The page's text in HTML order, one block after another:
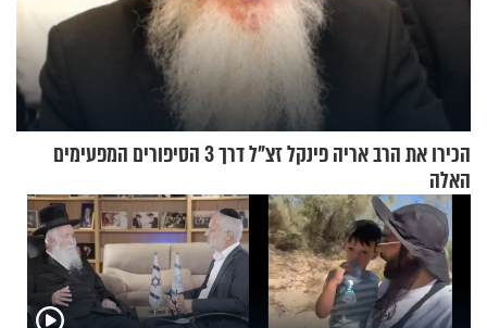
הכירו את הרב אריה פינקל זצ"ל דרך 3 הסיפורים המפעימים
האלה